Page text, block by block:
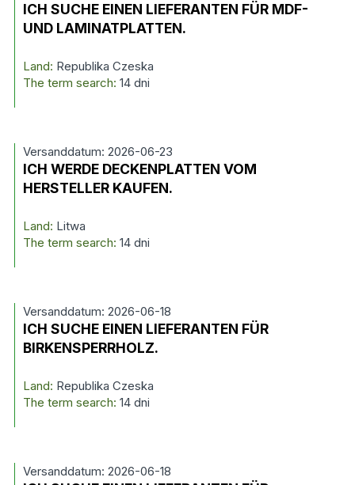
ICH SUCHE EINEN LIEFERANTEN FÜR MDF-
UND LAMINATPLATTEN.
Land: Republika Czeska
The term search: 14 dni
Versanddatum: 2026-06-23
ICH WERDE DECKENPLATTEN VOM
HERSTELLER KAUFEN.
Land: Litwa
The term search: 14 dni
Versanddatum: 2026-06-18
ICH SUCHE EINEN LIEFERANTEN FÜR
BIRKENSPERRHOLZ.
Land: Republika Czeska
The term search: 14 dni
Versanddatum: 2026-06-18